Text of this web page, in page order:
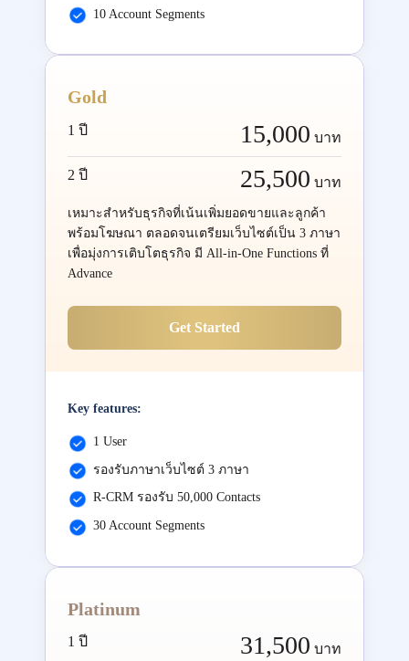
10 Account Segments
Gold
1 ปี 15,000 บาท
2 ปี 25,500 บาท
เหมาะสำหรับธุรกิจที่เน้นเพิ่มยอดขายและลูกค้า
พร้อมโฆษณา ตลอดจนเตรียมเว็บไซต์เป็น 3 ภาษา
เพื่อมุ่งการเติบโตธุรกิจ มี All-in-One Functions ที่
Advance
Get Started
Key features:
1 User
รองรับภาษาเว็บไซต์ 3 ภาษา
R-CRM รองรับ 50,000 Contacts
30 Account Segments
Platinum
1 ปี 31,500 บาท